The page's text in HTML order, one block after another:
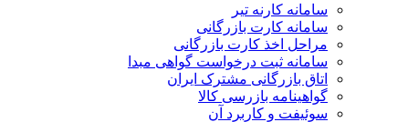
سامانه کارنه تیر
سامانه کارت بازرگانی
مراحل اخذ کارت بازرگانی
سامانه ثبت درخواست گواهی مبدا
اتاق بازرگانی مشترک ایران
گواهینامه بازرسی کالا
سوئیفت و کاربرد آن